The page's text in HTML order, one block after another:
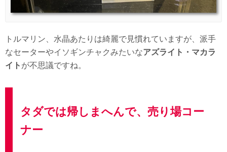
トルマリン、水晶あたりは綺麗で見慣れていますが、派手
なセーターやイソギンチャクみたいなアズライト・マカラ
イト が不思議ですね。
タダでは帰しまへんで、売り場コー
ナー